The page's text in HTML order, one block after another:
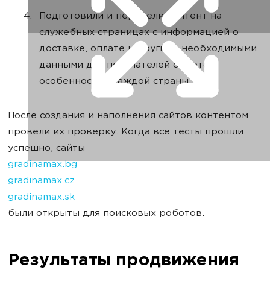
Подготовили и перевели контент на
служебных страницах с информацией о
доставке, оплате и другими необходимыми
данными для покупателей с учетом
особенностей каждой страны.
После создания и наполнения сайтов контентом
провели их проверку. Когда все тесты прошли
успешно, сайты
gradinamax.bg
gradinamax.cz
gradinamax.sk
были открыты для поисковых роботов.
Результаты продвижения